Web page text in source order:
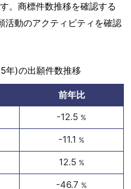
。商標件数推移を確認する
活動のアクティビティを確認
年)の出願件数推移
前年比
-12.5 %
-11.1 %
12.5 %
-46.7 %